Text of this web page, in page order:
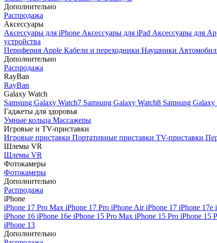
Дополнительно
Распродажа
Аксессуары
Аксессуары для iPhone Аксессуары для iPad Аксессуары для
устройства
Периферия Apple Кабели и переходники Наушники
Дополнительно
Распродажа
RayBan
RayBan
Galaxy Watch
Samsung Galaxy Watch7 Samsung Galaxy Watch8 Samsung
Гаджеты для здоровья
Умные кольца Массажеры
Игровые и TV-приставки
Игровые приставки Портативные приставки TV-приставки
Шлемы VR
Шлемы VR
Фотокамеры
Фотокамеры
Дополнительно
Распродажа
iPhone
iPhone 17 Pro Max iPhone 17 Pro iPhone AiriPhone 17 iPhone 17e
iPhone 16 iPhone 16e iPhone 15 Pro Max iPhone 15 Pro iPhone 15
iPhone 13
Дополнительно